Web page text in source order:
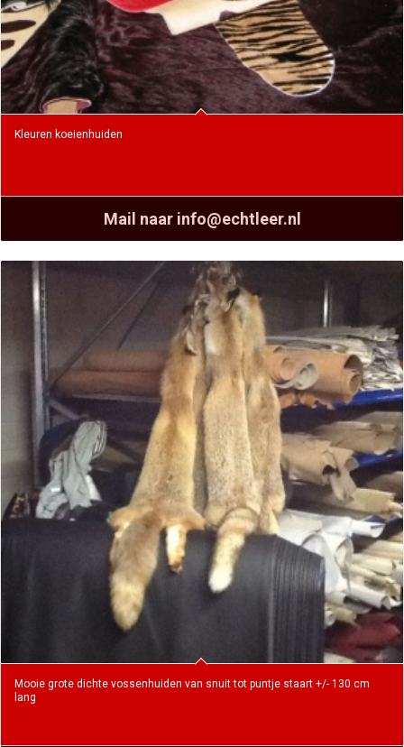
Kleuren koeienhuiden
Mail naar info@echtleer.nl
Mooie grote dichte vossenhuiden van snuit tot puntje staart +/- 130 cm
lang